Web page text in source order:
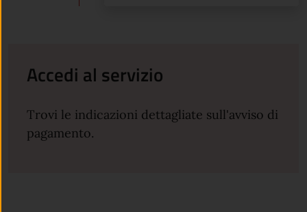
Accedi al servizio
Trovi le indicazioni dettagliate sull'avviso di
pagamento.